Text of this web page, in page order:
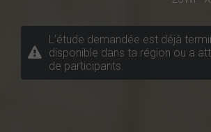
L’étude demandée est déjà
disponible dans ta région ou a
de participants.